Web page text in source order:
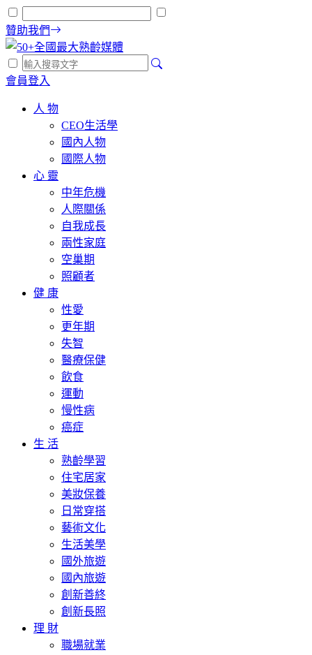
贊助我們
會員登入
人 物
CEO生活學
國內人物
國際人物
心 靈
中年危機
人際關係
自我成長
兩性家庭
空巢期
照顧者
健 康
性愛
更年期
失智
醫療保健
飲食
運動
慢性病
癌症
生 活
熟齡學習
住宅居家
美妝保養
日常穿搭
藝術文化
生活美學
國外旅遊
國內旅遊
創新善終
創新長照
理 財
職場就業